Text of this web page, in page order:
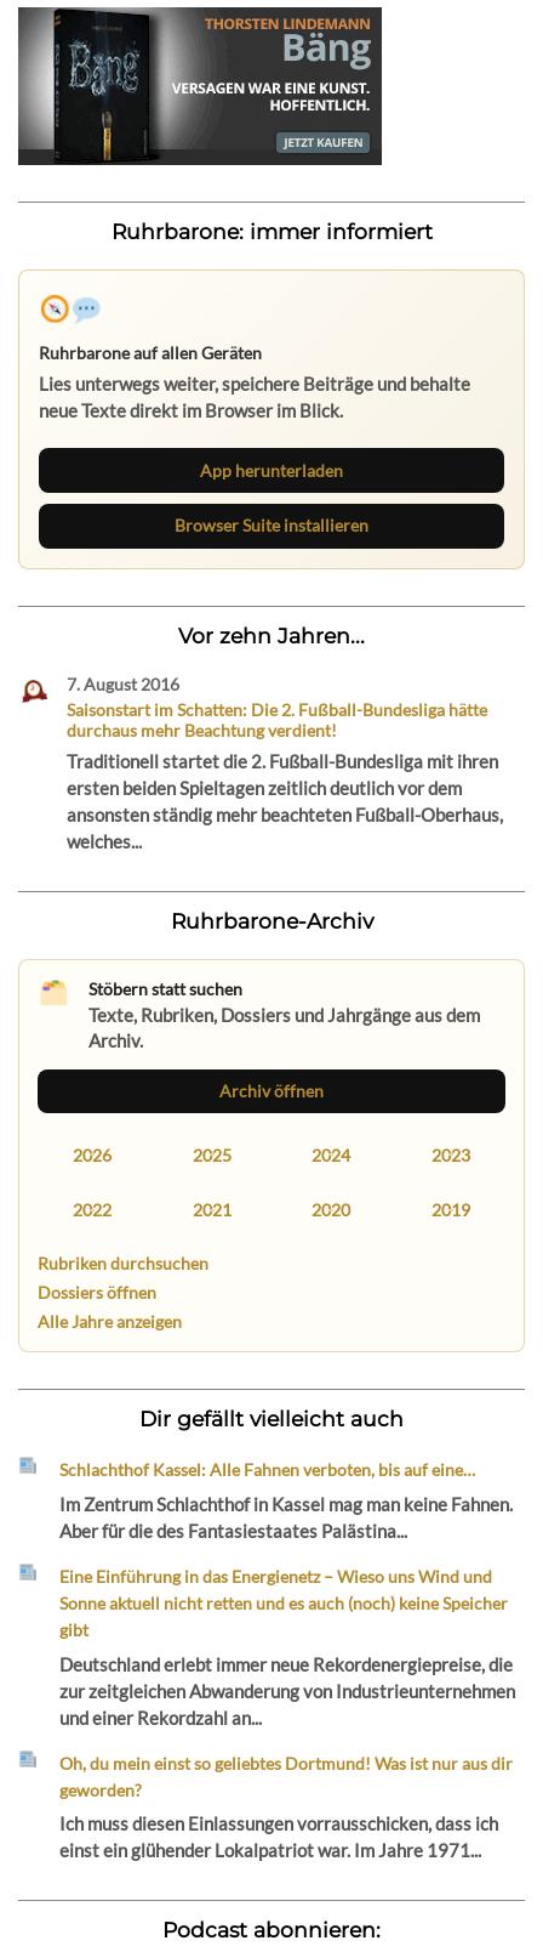
Ruhrbarone: immer informiert
Ruhrbarone auf allen Geräten
Lies unterwegs weiter, speichere Beiträge und behalte
neue Texte direkt im Browser im Blick.
App herunterladen
Browser Suite installieren
Vor zehn Jahren...
7. August 2016
Saisonstart im Schatten: Die 2. Fußball-Bundesliga hätte
durchaus mehr Beachtung verdient!
Traditionell startet die 2. Fußball-Bundesliga mit ihren
ersten beiden Spieltagen zeitlich deutlich vor dem
ansonsten ständig mehr beachteten Fußball-Oberhaus,
welches...
Ruhrbarone-Archiv
Stöbern statt suchen
Texte, Rubriken, Dossiers und Jahrgänge aus dem
Archiv.
Archiv öffnen
2026 2025 2024 2023
2022 2021 2020 2019
Rubriken durchsuchen
Dossiers öffnen
Alle Jahre anzeigen
Dir gefällt vielleicht auch
Schlachthof Kassel: Alle Fahnen verboten, bis auf eine…
Im Zentrum Schlachthof in Kassel mag man keine Fahnen.
Aber für die des Fantasiestaates Palästina...
Eine Einführung in das Energienetz – Wieso uns Wind und
Sonne aktuell nicht retten und es auch (noch) keine Speicher
gibt
Deutschland erlebt immer neue Rekordenergiepreise, die
zur zeitgleichen Abwanderung von Industrieunternehmen
und einer Rekordzahl an...
Oh, du mein einst so geliebtes Dortmund! Was ist nur aus dir
geworden?
Ich muss diesen Einlassungen vorrausschicken, dass ich
einst ein glühender Lokalpatriot war. Im Jahre 1971...
Podcast abonnieren: